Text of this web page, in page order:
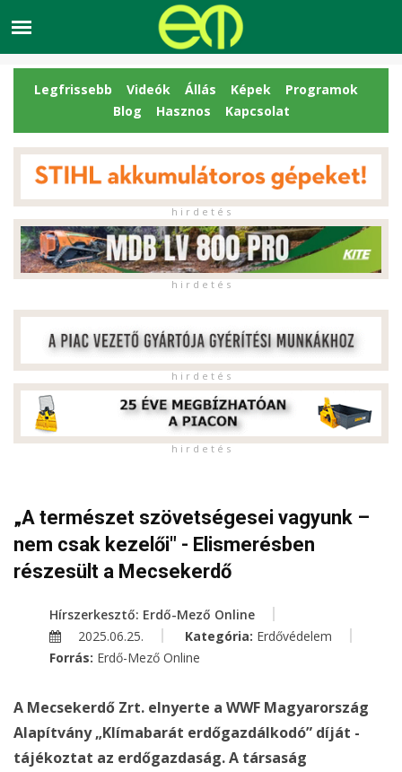
Legfrissebb Videók Állás Képek
Programok
Blog
Hasznos Kapcsolat
h i r d e t é s
h i r d e t é s
h i r d e t é s
h i r d e t é s
„A természet szövetségesei vagyunk –
nem csak kezelői" - Elismerésben
részesült a Mecsekerdő
Hírszerkesztő: Erdő-Mező Online
2025.06.25.
Kategória: Erdővédelem
Forrás: Erdő-Mező Online
A Mecsekerdő Zrt. elnyerte a WWF Magyarország
Alapítvány „Klímabarát erdőgazdálkodó” díját -
tájékoztat az erdőgazdaság. A társaság